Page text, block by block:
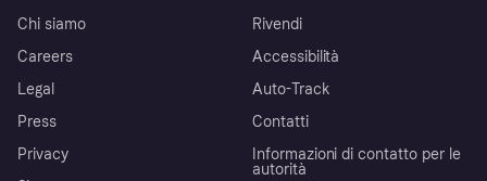
Chi siamo
Careers
Legal
Press
Privacy
Rivendi
Accessibilità
Auto-Track
Contatti
Informazioni di contatto per le
autorità